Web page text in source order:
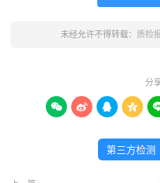
未经允许不得转载： 质检
分
   
第三方检测